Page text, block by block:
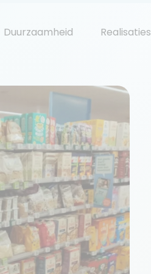
Duurzaamheid Realisaties